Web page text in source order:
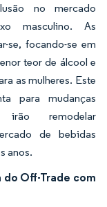
no mercado
masculino. As
se, focando-se em
teor de álcool e
as mulheres. Este
para mudanças
irão remodelar
de bebidas
anos.
Off-Trade com